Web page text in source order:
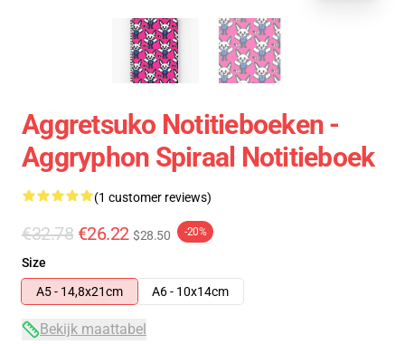
Aggretsuko Notitieboeken -
Aggryphon Spiraal Notitieboek
(1 customer reviews)
€32.78 €26.22 $28.50 -20%
Size
A5 - 14,8x21cm
A6 - 10x14cm
Bekijk maattabel